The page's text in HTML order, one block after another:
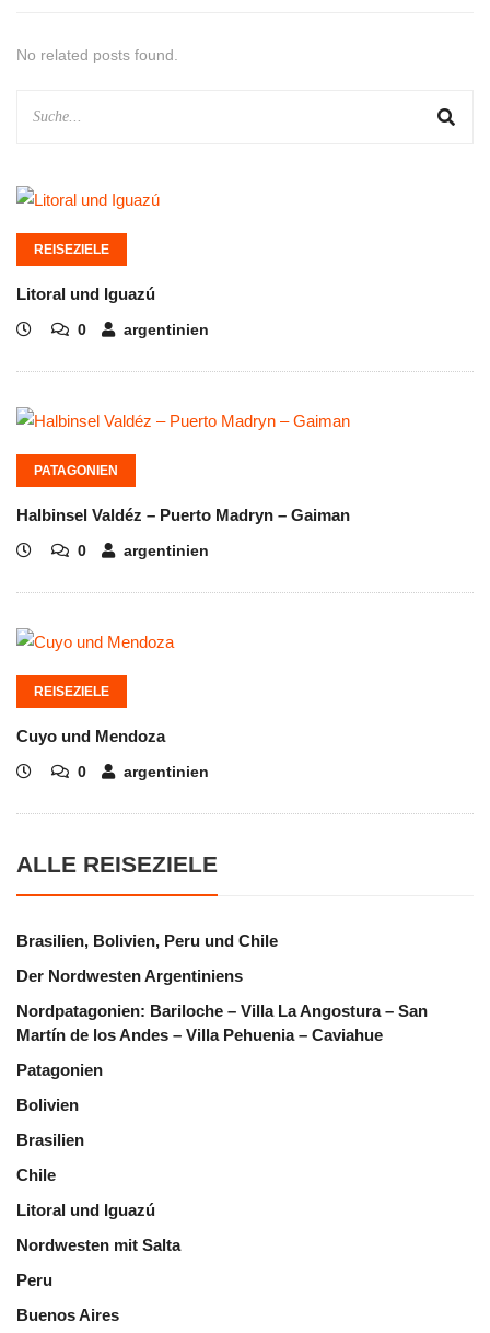
No related posts found.
REISEZIELE
Litoral und Iguazú
0 argentinien
PATAGONIEN
Halbinsel Valdéz – Puerto Madryn – Gaiman
0 argentinien
REISEZIELE
Cuyo und Mendoza
0 argentinien
ALLE REISEZIELE
Brasilien, Bolivien, Peru und Chile
Der Nordwesten Argentiniens
Nordpatagonien: Bariloche – Villa La Angostura – San
Martín de los Andes – Villa Pehuenia – Caviahue
Patagonien
Bolivien
Brasilien
Chile
Litoral und Iguazú
Nordwesten mit Salta
Peru
Buenos Aires